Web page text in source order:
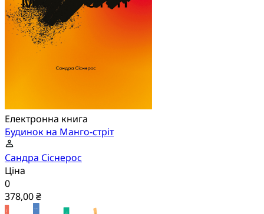
Електронна книга
Будинок на Манго-стріт
Сандра Сіснерос
Ціна
0
378,00 ₴